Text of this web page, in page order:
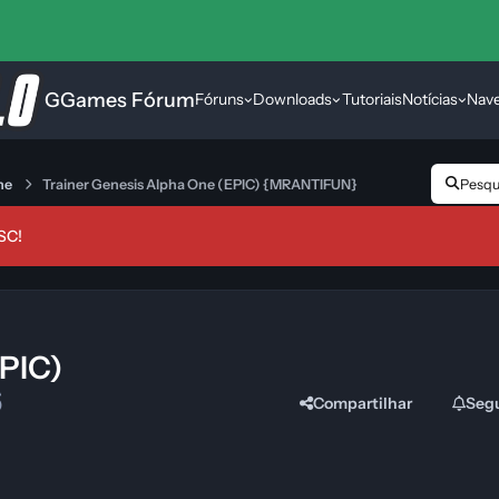
GGames FórumFóruns Downloads TutoriaisNotícias
Trainer Genesis Alpha One (EPIC) {MRANTIFUN}
Compartilhar